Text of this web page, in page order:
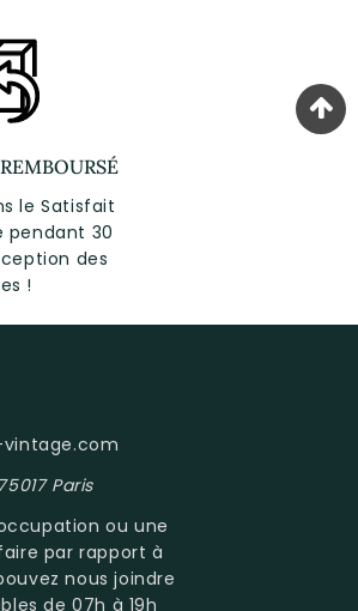
le Satisfait
pendant 30
des
!
Paris
ou une
par rapport à
nous joindre
de 07h à 19h